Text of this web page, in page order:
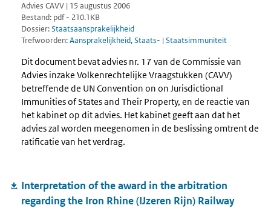
Advies CAVV | 15 augustus 2006
Bestand: pdf - 210.1KB
Dossier:Staatsaansprakelijkheid
Trefwoorden:Aansprakelijkheid, Staats- | Staatsimmuniteit
Dit document bevat advies nr. 17 van de Commissie van
Advies inzake Volkenrechtelijke Vraagstukken (CAVV)
betreffende de UN Convention on on Jurisdictional
Immunities of States and Their Property, en de reactie van
het kabinet op dit advies. Het kabinet geeft aan dat het
advies zal worden meegenomen in de beslissing omtrent de
ratificatie van het verdrag.
Interpretation of the award in the arbitration
regarding the Iron Rhine (IJzeren Rijn) Railway